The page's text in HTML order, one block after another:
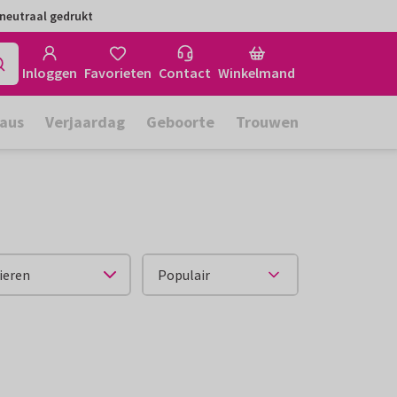
gedrukt
Inloggen Favorieten Contact Winkelmand
Verjaardag Geboorte Trouwen